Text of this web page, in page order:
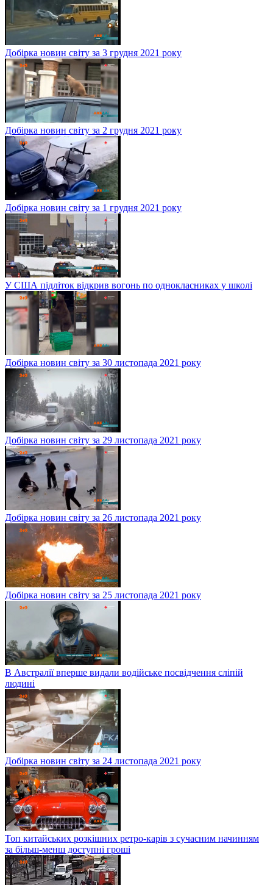
Добірка новин світу за 3 грудня 2021 року
Добірка новин світу за 2 грудня 2021 року
Добірка новин світу за 1 грудня 2021 року
У США підліток відкрив вогонь по однокласниках у школі
Добірка новин світу за 30 листопада 2021 року
Добірка новин світу за 29 листопада 2021 року
Добірка новин світу за 26 листопада 2021 року
Добірка новин світу за 25 листопада 2021 року
В Австралії вперше видали водійське посвідчення сліпій
людині
Добірка новин світу за 24 листопада 2021 року
Топ китайських розкішних ретро-карів з сучасним начинням
за більш-менш доступні гроші